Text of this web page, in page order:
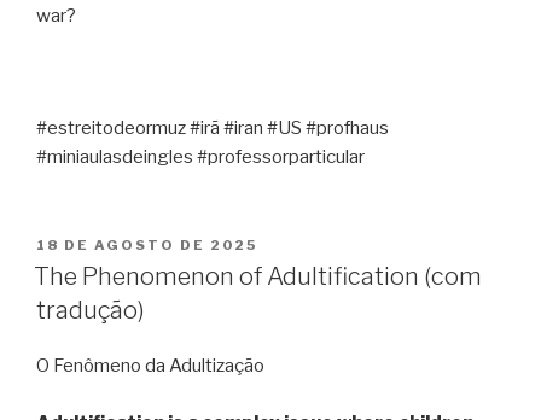
war?
#estreitodeormuz #irã #iran #US #profhaus
#miniaulasdeingles #professorparticular
18 DE AGOSTO DE 2025
The Phenomenon of Adultification (com
tradução)
O Fenômeno da Adultização